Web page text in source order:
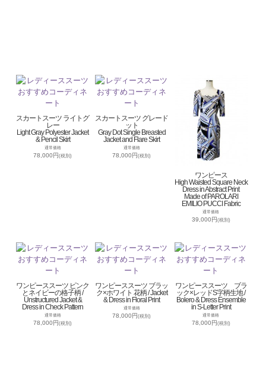
スカートスーツ ライトグ
レー
Light Gray Polyester Jacket
& Pencil Skirt
通常価格
78,000円(税別)
スカートスーツ グレード
ット
Gray Dot Single Breasted
Jacket and Flare Skirt
通常価格
78,000円(税別)
ワンピース
High Waisted Square Neck
Dress in Abstract Print
Made of PAROLARI
EMILIO PUCCI Fabric
通常価格
39,000円 (税別)
ワンピーススーツ ピンク
とネイビーの格子柄 /
Unstructured Jacket &
Dress in Check Pattern
通常価格
78,000円(税別)
ワンピーススーツ ブラッ
ク×ホワイト 花柄 / Jacket
& Dress in Floral Print
通常価格
78,000円(税別)
ワンピーススーツ ブラ
ック×レッドS字柄生地 /
Bolero & Dress Ensemble
in S-Letter Print
通常価格
78,000円(税別)